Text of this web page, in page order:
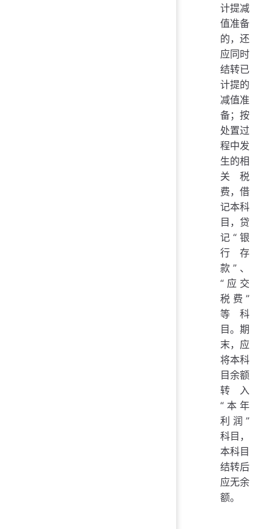
计提减
值准备
的，还
应同时
结转已
计提的
减值准
备；按
处置过
程中发
生的相
关税
费，借
记本科
目，贷
记“银
行存
款”、
“应交
税费”
等科
目。期
末，应
将本科
目余额
转入
“本年
利润”
科目，
本科目
结转后
应无余
额。